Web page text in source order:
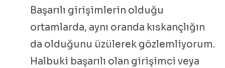
Başarılı girişimlerin olduğu
ortamlarda, aynı oranda kıskançlığın
da olduğunu üzülerek gözlemliyorum.
Halbuki başarılı olan girişimci veya